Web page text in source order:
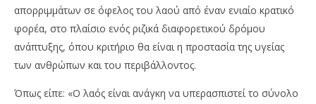
απορριμμάτων σε όφελος του λαού από έναν ενιαίο κρατικό
φορέα, στο πλαίσιο ενός ριζικά διαφορετικού δρόμου
ανάπτυξης, όπου κριτήριο θα είναι η προστασία της υγείας
των ανθρώπων και του περιβάλλοντος.
Όπως είπε: «Ο λαός είναι ανάγκη να υπερασπιστεί το σύνολο